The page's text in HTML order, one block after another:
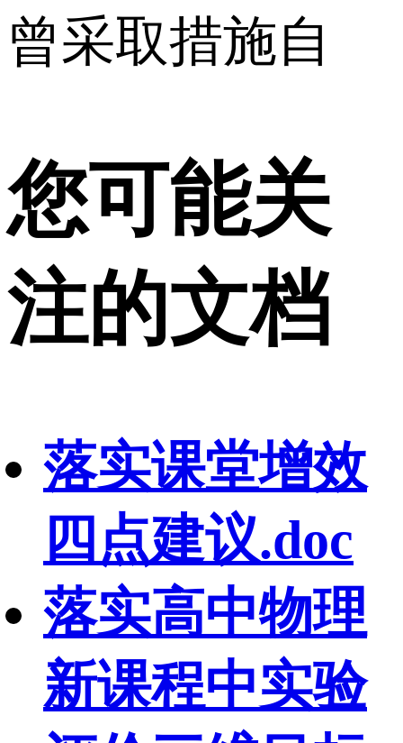
曾采取措施自
您可能关
注的文档
落实课堂增效
四点建议.doc
落实高中物理
新课程中实验